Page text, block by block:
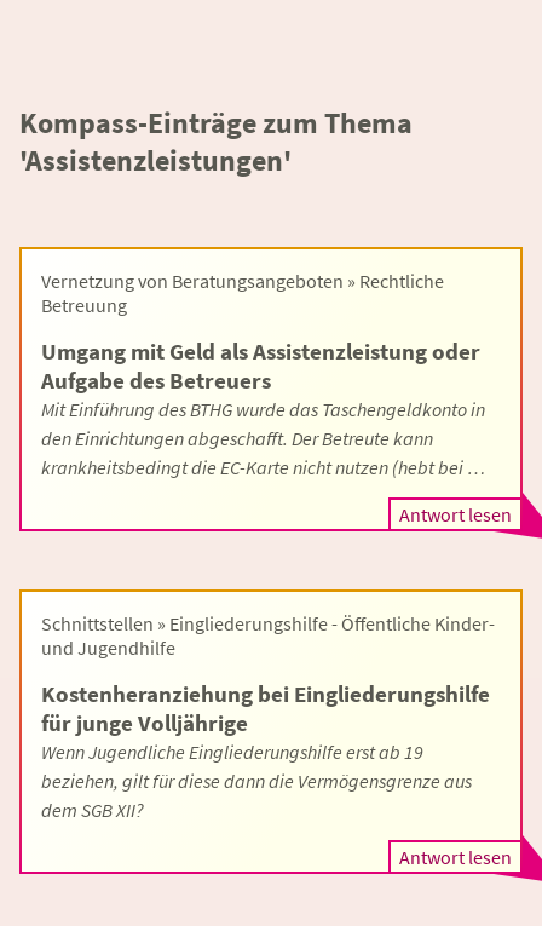
Kompass-Einträge zum Thema
'Assistenzleistungen'
Vernetzung von Beratungsangeboten » Rechtliche
Betreuung
Umgang mit Geld als Assistenzleistung oder
Aufgabe des Betreuers
Mit Einführung des BTHG wurde das Taschengeldkonto in
den Einrichtungen abgeschafft. Der Betreute kann
krankheitsbedingt die EC-Karte nicht nutzen (hebt bei …
Antwort lesen
Schnittstellen » Eingliederungshilfe - Öffentliche Kinder-
und Jugendhilfe
Kostenheranziehung bei Eingliederungshilfe
für junge Volljährige
Wenn Jugendliche Eingliederungshilfe erst ab 19
beziehen, gilt für diese dann die Vermögensgrenze aus
dem SGB XII?
Antwort lesen